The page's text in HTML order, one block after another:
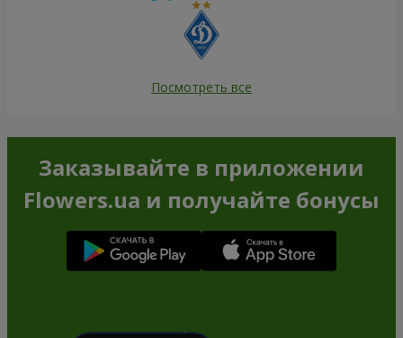
Посмотреть все
Заказывайте в приложении
Flowers.ua и получайте бонусы